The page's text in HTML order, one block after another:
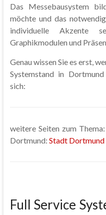
Das Messebausystem
möchte und das
individuelle
Graphikmodulen und
Genau wissen Sie es erst,
Systemstand in
sich:
weitere Seiten zum
Dortmund: Stadt Dortmund
Full Service